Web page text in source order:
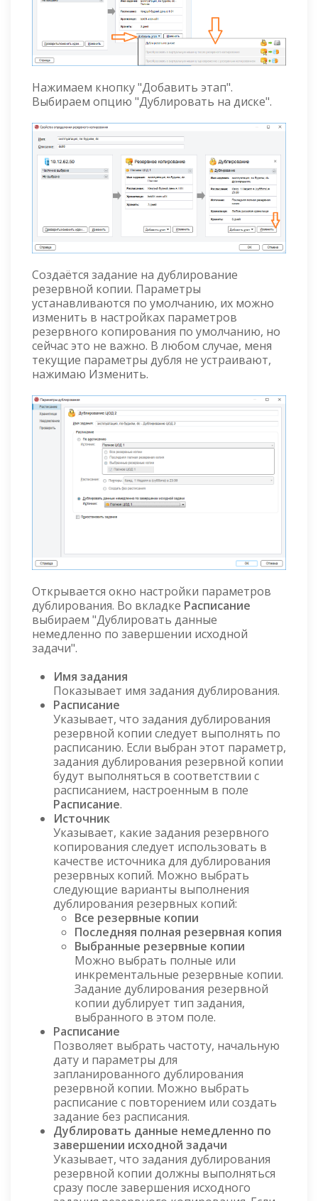
Нажимаем кнопку "Добавить этап".
Выбираем опцию "Дублировать на диске".
Создаётся задание на дублирование
резервной копии. Параметры
устанавливаются по умолчанию, их можно
изменить в настройках параметров
резервного копирования по умолчанию, но
сейчас это не важно. В любом случае, меня
текущие параметры дубля не устраивают,
нажимаю Изменить.
Открывается окно настройки параметров
дублирования. Во вкладке Расписание
выбираем "Дублировать данные
немедленно по завершении исходной
задачи".
Имя задания
Показывает имя задания дублирования.
Расписание
Указывает, что задания дублирования
резервной копии следует выполнять по
расписанию. Если выбран этот параметр,
задания дублирования резервной копии
будут выполняться в соответствии с
расписанием, настроенным в поле
Расписание.
Источник
Указывает, какие задания резервного
копирования следует использовать в
качестве источника для дублирования
резервных копий. Можно выбрать
следующие варианты выполнения
дублирования резервных копий:
Все резервные копии
Последняя полная резервная копия
Выбранные резервные копии
Можно выбрать полные или
инкрементальные резервные копии.
Задание дублирования резервной
копии дублирует тип задания,
выбранного в этом поле.
Расписание
Позволяет выбрать частоту, начальную
дату и параметры для
запланированного дублирования
резервной копии. Можно выбрать
расписание с повторением или создать
задание без расписания.
Дублировать данные немедленно по
завершении исходной задачи
Указывает, что задания дублирования
резервной копии должны выполняться
сразу после завершения исходного